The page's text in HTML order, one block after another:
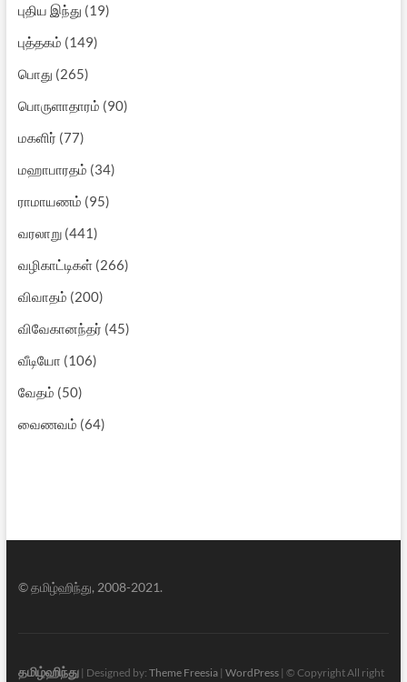
புதிய இந்து (19)
புத்தகம் (149)
பொது (265)
பொருளாதாரம் (90)
மகளிர் (77)
மஹாபாரதம் (34)
ராமாயணம் (95)
வரலாறு(441)
வழிகாட்டிகள்(266)
விவாதம் (200)
விவேகானந்தர் (45)
வீடியோ (106)
வேதம் (50)
வைணவம் (64)
© தமிழ்ஹிந்து, 2008-2021.
தமிழ்ஹிந்து| Designed by: Theme Freesia| WordPress| © Copyright All right